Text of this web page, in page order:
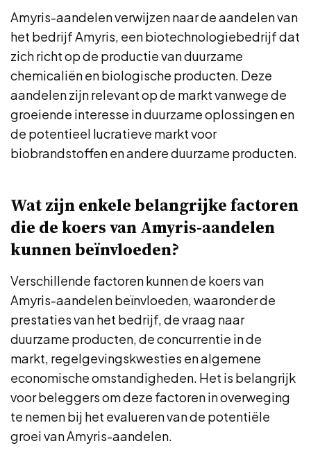
Amyris-aandelen verwijzen naar de aandelen van
het bedrijf Amyris, een biotechnologiebedrijf dat
zich richt op de productie van duurzame
chemicaliën en biologische producten. Deze
aandelen zijn relevant op de markt vanwege de
groeiende interesse in duurzame oplossingen en
de potentieel lucratieve markt voor
biobrandstoffen en andere duurzame producten.
Wat zijn enkele belangrijke factoren
die de koers van Amyris-aandelen
kunnen beïnvloeden?
Verschillende factoren kunnen de koers van
Amyris-aandelen beïnvloeden, waaronder de
prestaties van het bedrijf, de vraag naar
duurzame producten, de concurrentie in de
markt, regelgevingskwesties en algemene
economische omstandigheden. Het is belangrijk
voor beleggers om deze factoren in overweging
te nemen bij het evalueren van de potentiële
groei van Amyris-aandelen.